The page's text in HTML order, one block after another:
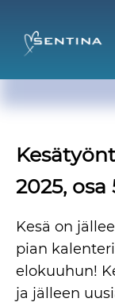
2025, osa
Kesä on
pian
elokuuhun!
ja jälleen